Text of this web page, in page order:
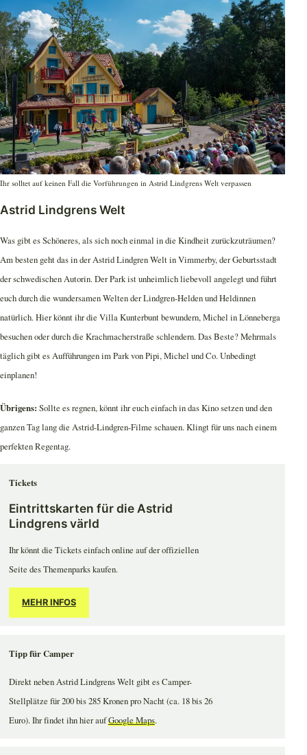
Ihr solltet auf keinen Fall die Vorführungen in Astrid Lindgrens Welt verpassen
Astrid Lindgrens Welt
Was gibt es Schöneres, als sich noch einmal in die Kindheit zurückzuträumen?
Am besten geht das in der Astrid Lindgren Welt in Vimmerby, der Geburtsstadt
der schwedischen Autorin. Der Park ist unheimlich liebevoll angelegt und führt
euch durch die wundersamen Welten der Lindgren-Helden und Heldinnen
natürlich. Hier könnt ihr die Villa Kunterbunt bewundern, Michel in Lönneberga
besuchen oder durch die Krachmacherstraße schlendern. Das Beste? Mehrmals
täglich gibt es Aufführungen im Park von Pipi, Michel und Co. Unbedingt
einplanen!
Übrigens: Sollte es regnen, könnt ihr euch einfach in das Kino setzen und den
ganzen Tag lang die Astrid-Lindgren-Filme schauen. Klingt für uns nach einem
perfekten Regentag.
Tickets
Eintrittskarten für die Astrid
Lindgrens värld
Ihr könnt die Tickets einfach online auf der offiziellen
Seite des Themenparks kaufen.
MEHR INFOS
Tipp für Camper
Direkt neben Astrid Lindgrens Welt gibt es Camper-
Stellplätze für 200 bis 285 Kronen pro Nacht (ca. 18 bis 26
Euro). Ihr findet ihn hier aufGoogle Maps.